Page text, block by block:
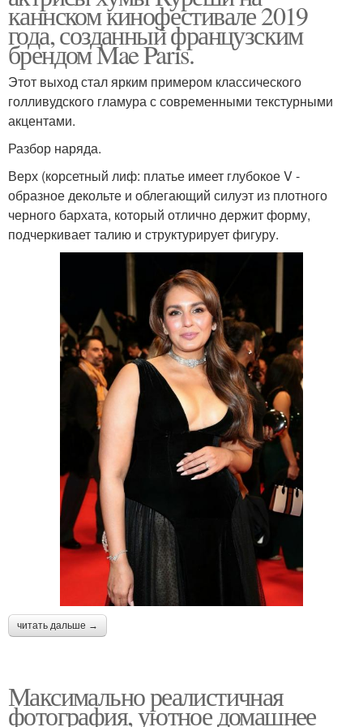
Украшения для
маникюра
Акрил для маникюра
Советы по маникюру
Обрезной маникюр Маникюр без аппарата
Аппаратный маникюр Японский маникюр
каннском кинофестивале 2019
года, созданный французским
брендом Mae Paris.
Этот выход стал ярким примером классического
голливудского гламура с современными текстурными
акцентами.
Разбор наряда.
Верх (корсетный лиф: платье имеет глубокое V -
образное декольте и облегающий силуэт из плотного
черного бархата, который отлично держит форму,
подчеркивает талию и структурирует фигуру.
читать дальше →
Максимально реалистичная
фотография, уютное домашнее